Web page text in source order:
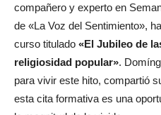
compañero y experto en
de «La Voz del Sentimiento»,
curso titulado «El Jubileo de
religiosidad popular».
para vivir este hito, compartió
esta cita formativa es una